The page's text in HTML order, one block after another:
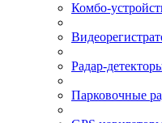
Комбо-
Радар-
Парковочные